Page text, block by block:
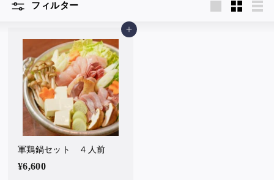
フィルター
カートに入れる
軍鶏鍋セット ４人前
¥6,600